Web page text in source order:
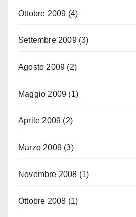
Ottobre 2009 (4)
Settembre 2009(3)
Agosto 2009 (2)
Maggio 2009 (1)
Aprile 2009 (2)
Marzo 2009 (3)
Novembre 2008 (1)
Ottobre 2008 (1)